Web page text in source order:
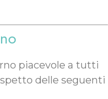
piacevole a tutti
delle seguenti